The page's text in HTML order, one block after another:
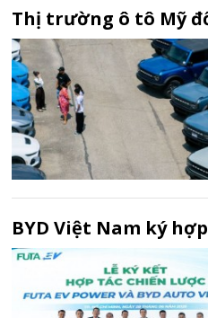
Thị trường ô tô Mỹ
BYD Việt Nam ký